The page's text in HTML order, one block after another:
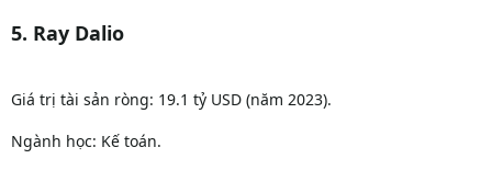
5. Ray Dalio
Giá trị tài sản ròng: 19.1 tỷ USD (năm 2023).
Ngành học: Kế toán.